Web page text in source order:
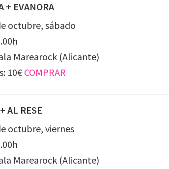
+ EVANORA
octubre, sábado
Marearock (Alicante)
10€ COMPRAR
AL RESE
octubre, viernes
Marearock (Alicante)